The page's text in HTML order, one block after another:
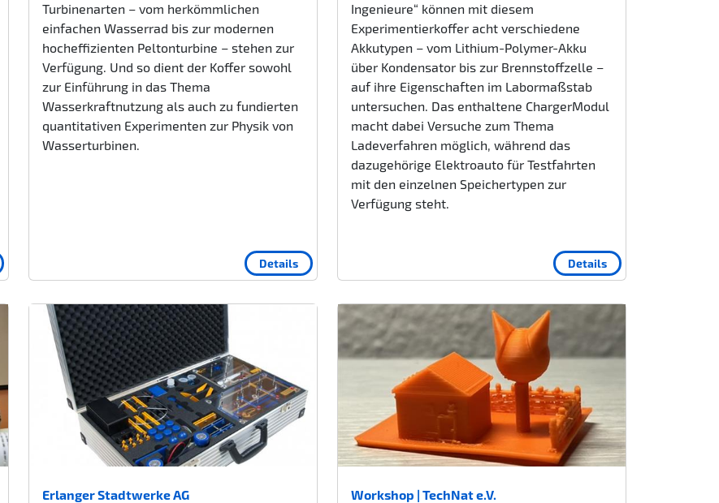
Turbinenarten – vom herkömmlichen
einfachen Wasserrad bis zur modernen
hocheffizienten Peltonturbine – stehen zur
Verfügung. Und so dient der Koffer sowohl
zur Einführung in das Thema
Wasserkraftnutzung als auch zu fundierten
quantitativen Experimenten zur Physik von
Wasserturbinen.
Details
Ingenieure“ können mit diesem
Experimentierkoffer acht verschiedene
Akkutypen – vom Lithium-Polymer-Akku
über Kondensator bis zur Brennstoffzelle –
auf ihre Eigenschaften im Labormaßstab
untersuchen. Das enthaltene ChargerModul
macht dabei Versuche zum Thema
Ladeverfahren möglich, während das
dazugehörige Elektroauto für Testfahrten
mit den einzelnen Speichertypen zur
Verfügung steht.
Details
Erlanger Stadtwerke AG Workshop | TechNat e.V.